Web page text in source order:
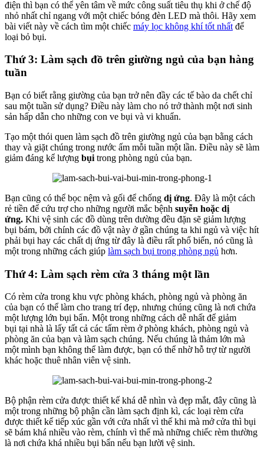
điện thì bạn có thể yên tâm về mức công suất tiêu thụ khi ở chế độ
nhỏ nhất chỉ ngang với một chiếc bóng đèn LED mà thôi. Hãy xem
bài viết này về cách tìm một chiếc máy lọc không khí tốt nhất để
loại bỏ bụi.
Thứ 3: Làm sạch đồ trên giường ngủ của bạn hàng
tuần
Bạn có biết rằng giường của bạn trở nên đầy các tế bào da chết chỉ
sau một tuần sử dụng? Điều này làm cho nó trở thành một nơi sinh
sản hấp dẫn cho những con ve bụi và vi khuẩn.
Tạo một thói quen làm sạch đồ trên giường ngủ của bạn bằng cách
thay và giặt chúng trong nước ấm mỗi tuần một lần. Điều này sẽ làm
giảm đáng kể lượng bụi trong phòng ngủ của bạn.
Bạn cũng có thể bọc nệm và gối để chống dị ứng. Đây là một cách
rẻ tiền để cứu trợ cho những người mắc bệnh suyễn hoặc dị
ứng. Khi vệ sinh các đồ dùng trên dường đều đặn sẽ giảm lượng
bụi bám, bởi chính các đồ vật này ở gần chúng ta khi ngủ và việc hít
phải bụi hay các chất dị ứng từ đây là điều rất phổ biến, nó cũng là
một trong những cách giúp làm sạch bụi trong phòng ngủ hơn.
Thứ 4: Làm sạch rèm cửa 3 tháng một lần
Có rèm cửa trong khu vực phòng khách, phòng ngủ và phòng ăn
của bạn có thể làm cho trang trí đẹp, nhưng chúng cũng là nơi chứa
một lượng lớn bụi bẩn. Một trong những cách dễ nhất để giảm
bụi tại nhà là lấy tất cả các tấm rèm ở phòng khách, phòng ngủ và
phòng ăn của bạn và làm sạch chúng. Nếu chúng là thảm lớn mà
một mình bạn không thể làm được, bạn có thể nhờ hỗ trợ từ người
khác hoặc thuê nhân viên vệ sinh.
Bộ phận rèm cửa được thiết kế khá dễ nhìn và đẹp mắt, đây cũng là
một trong những bộ phận cần làm sạch định kì, các loại rèm cửa
được thiết kế tiếp xúc gần với cửa nhất vì thế khi mà mở cửa thì bụi
sẽ bám khá nhiều vào rèm, chính vì thế mà những chiếc rèm thường
là nơi chứa khá nhiều bụi bẩn nếu bạn lười vệ sinh.